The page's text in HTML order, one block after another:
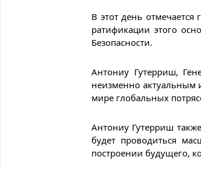
В этот день
ратификации этого
Безопасности.
Антониу Гутерриш,
неизменно актуальным
мире глобальных
Антониу Гутерриш
будет проводиться
построении будущего,